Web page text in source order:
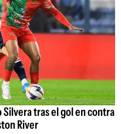
tras el gol en contra
River